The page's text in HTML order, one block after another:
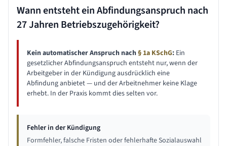
Wann entsteht ein Abfindungsanspruch nach
27 Jahren Betriebszugehörigkeit?
Kein automatischer Anspruch nach§ 1a KSchG: Ein
gesetzlicher Abfindungsanspruch entsteht nur, wenn der
Arbeitgeber in der Kündigung ausdrücklich eine
Abfindung anbietet — und der Arbeitnehmer keine Klage
erhebt. In der Praxis kommt dies selten vor.
Fehler in der Kündigung
Formfehler, falsche Fristen oder fehlerhafte Sozialauswahl